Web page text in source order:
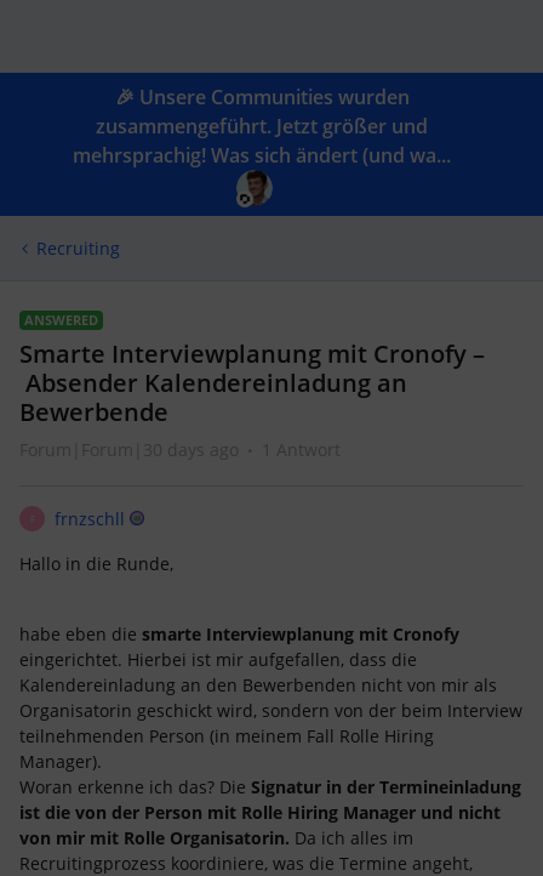
🎉 Unsere Communities wurden
zusammengeführt. Jetzt größer und
mehrsprachig! Was sich ändert (und wa...
Recruiting
ANSWERED
Smarte Interviewplanung mit Cronofy –
Absender Kalendereinladung an
Bewerbende
Forum|Forum|30 days ago 1 Antwort
frnzschll
Hallo in die Runde,
habe eben die smarte Interviewplanung mit Cronofy
eingerichtet. Hierbei ist mir aufgefallen, dass die
Kalendereinladung an den Bewerbenden nicht von mir als
Organisatorin geschickt wird, sondern von der beim Interview
teilnehmenden Person (in meinem Fall Rolle Hiring
Manager).
Woran erkenne ich das? Die Signatur in der Termineinladung
ist die von der Person mit Rolle Hiring Manager und nicht
von mir mit Rolle Organisatorin. Da ich alles im
Recruitingprozess koordiniere, was die Termine angeht,